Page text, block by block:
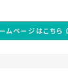
ムページはこちら